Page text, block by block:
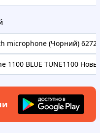
microphone (Чорний)
1100 BLUE TUNE1100